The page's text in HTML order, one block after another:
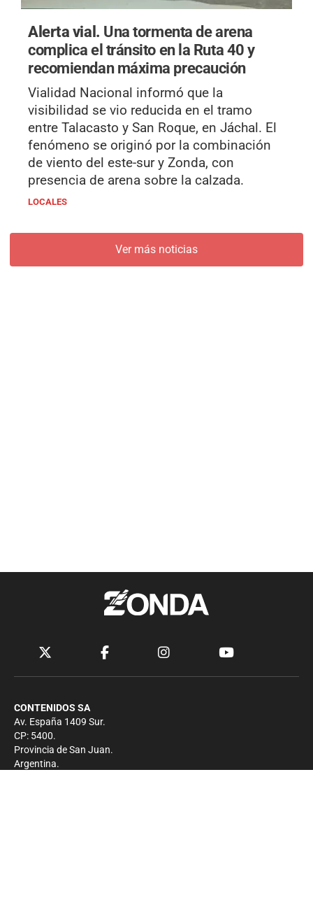
Alerta vial. Una tormenta de arena
complica el tránsito en la Ruta 40 y
recomiendan máxima precaución
Vialidad Nacional informó que la
visibilidad se vio reducida en el tramo
entre Talacasto y San Roque, en Jáchal. El
fenómeno se originó por la combinación
de viento del este-sur y Zonda, con
presencia de arena sobre la calzada.
LOCALES
Ver más noticias
CONTENIDOS SA
Av. España 1409 Sur.
CP: 5400.
Provincia de San Juan.
Argentina.